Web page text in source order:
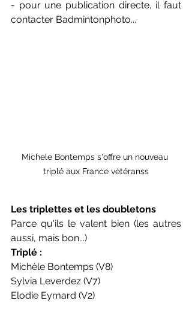
- pour une publication directe, il faut
contacter Badmintonphoto...
Michele Bontemps s'offre un nouveau
triplé aux France vétéranss
Les triplettes et les doubletons
Parce qu'ils le valent bien (les autres
aussi, mais bon...)
Triplé :
Michèle Bontemps (V8)
Sylvia Leverdez (V7)
Elodie Eymard (V2)